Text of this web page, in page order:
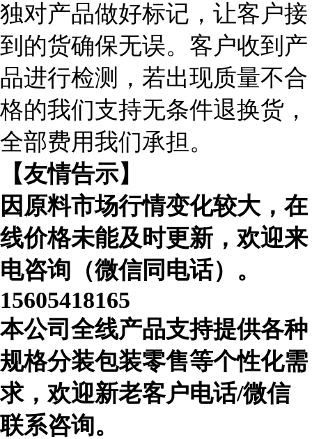
独对产品做好标记，让客户接
到的货确保无误。客户收到产
品进行检测，若出现质量不合
格的我们支持无条件退换货，
全部费用我们承担。
【友情告示】
因原料市场行情变化较大，在
线价格未能及时更新，欢迎来
电咨询（微信同电话）。
15605418165
本公司全线产品支持提供各种
规格分装包装零售等个性化需
求，欢迎新老客户电话/微信
联系咨询。